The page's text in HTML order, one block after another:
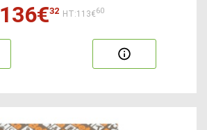
136€32 HT:113€60